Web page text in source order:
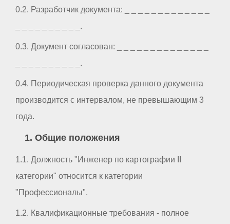
0.2. Разработчик документа: _ _ _ _ _ _ _ _ _ _ _ _ _
_ _ _ _ _ _ _ _ _ _.
0.3. Документ согласован: _ _ _ _ _ _ _ _ _ _ _ _ _ _
_ _ _ _ _ _ _ _ _ _.
0.4. Периодическая проверка данного документа
производится с интервалом, не превышающим 3
года.
1. Общие положения
1.1. Должность "Инженер по картографии II
категории" относится к категории
"Профессионалы".
1.2. Квалификационные требования - полное